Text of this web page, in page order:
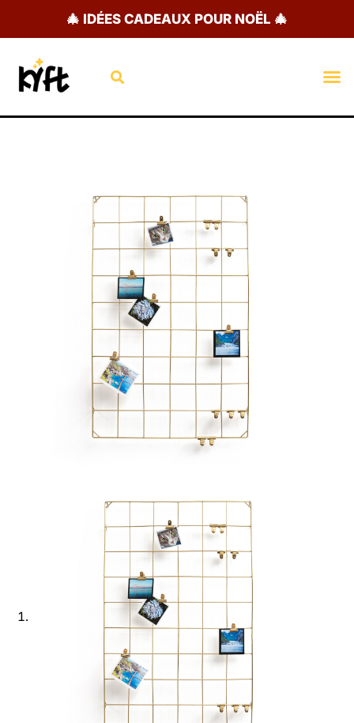
🎄 IDÉES CADEAUX POUR NOËL 🎄
Rechercher